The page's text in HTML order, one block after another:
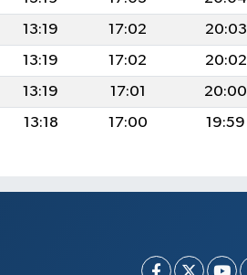
13:19 17:02 20:03
13:19 17:02 20:02
13:19 17:01 20:00
13:18 17:00 19:59